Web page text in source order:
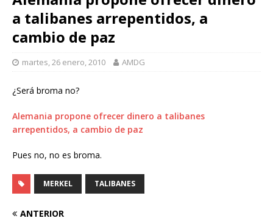
a talibanes arrepentidos, a
cambio de paz
martes, 26 enero, 2010 AMDG
¿Será broma no?
Alemania propone ofrecer dinero a talibanes
arrepentidos, a cambio de paz
Pues no, no es broma.
MERKEL TALIBANES
ANTERIOR